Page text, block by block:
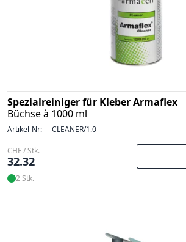
Spezialreiniger für Kleber Armaflex
Büchse à 1000 ml
Artikel-Nr: CLEANER/1.0
CHF / Stk.
32.32
2 Stk.